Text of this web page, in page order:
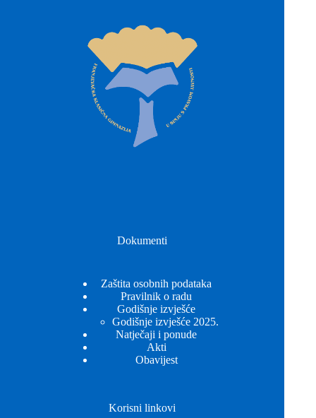
Dokumenti
Zaštita osobnih podataka
Pravilnik o radu
Godišnje izvješće
Godišnje izvješće 2025.
Natječaji i ponude
Akti
Obavijest
Korisni linkovi